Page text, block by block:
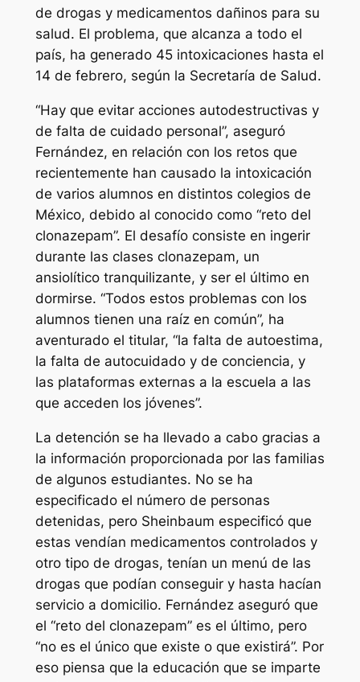
de drogas y medicamentos dañinos para su
salud. El problema, que alcanza a todo el
país, ha generado 45 intoxicaciones hasta el
14 de febrero, según la Secretaría de Salud.
“Hay que evitar acciones autodestructivas y
de falta de cuidado personal”, aseguró
Fernández, en relación con los retos que
recientemente han causado la intoxicación
de varios alumnos en distintos colegios de
México, debido al conocido como “reto del
clonazepam”. El desafío consiste en ingerir
durante las clases clonazepam, un
ansiolítico tranquilizante, y ser el último en
dormirse. “Todos estos problemas con los
alumnos tienen una raíz en común”, ha
aventurado el titular, “la falta de autoestima,
la falta de autocuidado y de conciencia, y
las plataformas externas a la escuela a las
que acceden los jóvenes”.
La detención se ha llevado a cabo gracias a
la información proporcionada por las familias
de algunos estudiantes. No se ha
especificado el número de personas
detenidas, pero Sheinbaum especificó que
estas vendían medicamentos controlados y
otro tipo de drogas, tenían un menú de las
drogas que podían conseguir y hasta hacían
servicio a domicilio. Fernández aseguró que
el “reto del clonazepam” es el último, pero
“no es el único que existe o que existirá”. Por
eso piensa que la educación que se imparte